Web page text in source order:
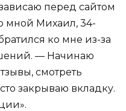
перед сайтом
мной Михаил, 34-
ко мне из-за
— Начинаю
смотреть
закрываю вкладку.